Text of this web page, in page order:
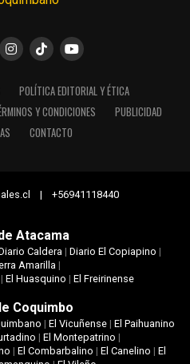
POLÍTICA EDITORIAL Y ÉTICA
Y CONDICIONES
PUBLICIDAD
CONTACTO
| +56941118440
Atacama
Caldera| Diario El Copiapino |
Amarilla|
El Huasquino | El Freirinense
Coquimbo
| El Vicuñense| El Paihuanino
| El Montepatrino |
|El Combarbalino |El Canelino |El